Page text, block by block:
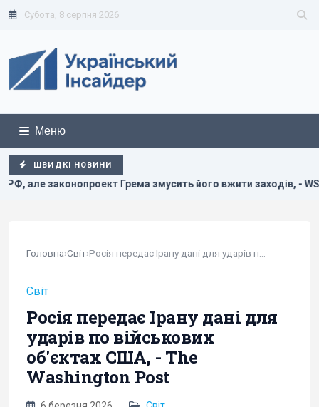
Субота, 8 серпня 2026
Меню
ШВИДКІ НОВИНИ
Грема змусить його вжити заходів, - WSJ
Головна›Світ›
Світ
Росія передає Ірану дані для
ударів по військових
об'єктах США, - The
Washington Post